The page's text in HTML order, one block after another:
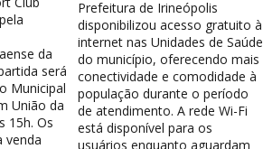
da
será
Municipal
União da
15h. Os
venda
Prefeitura de Irineópolis
disponibilizou acesso gratuito à
internet nas Unidades de Saúde
do município, oferecendo mais
conectividade e comodidade à
população durante o período
de atendimento. A rede Wi-Fi
está disponível para os
usuários enquanto aguardam